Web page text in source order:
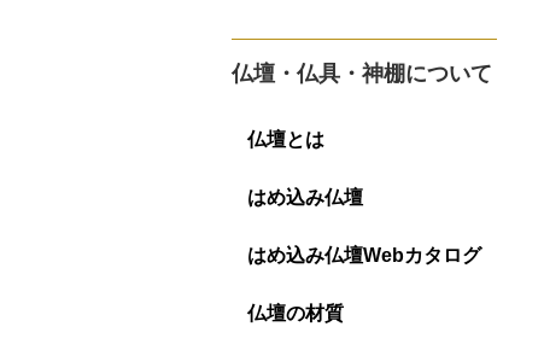
仏壇・仏具・神棚について
仏壇とは
はめ込み仏壇
はめ込み仏壇Webカタログ
仏壇の材質